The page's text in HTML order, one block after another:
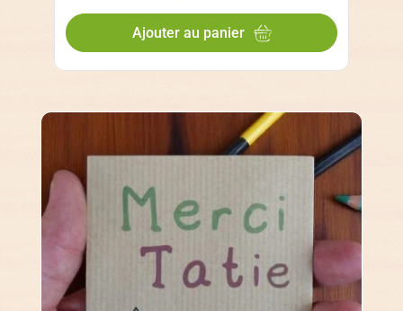
Ajouter au panier